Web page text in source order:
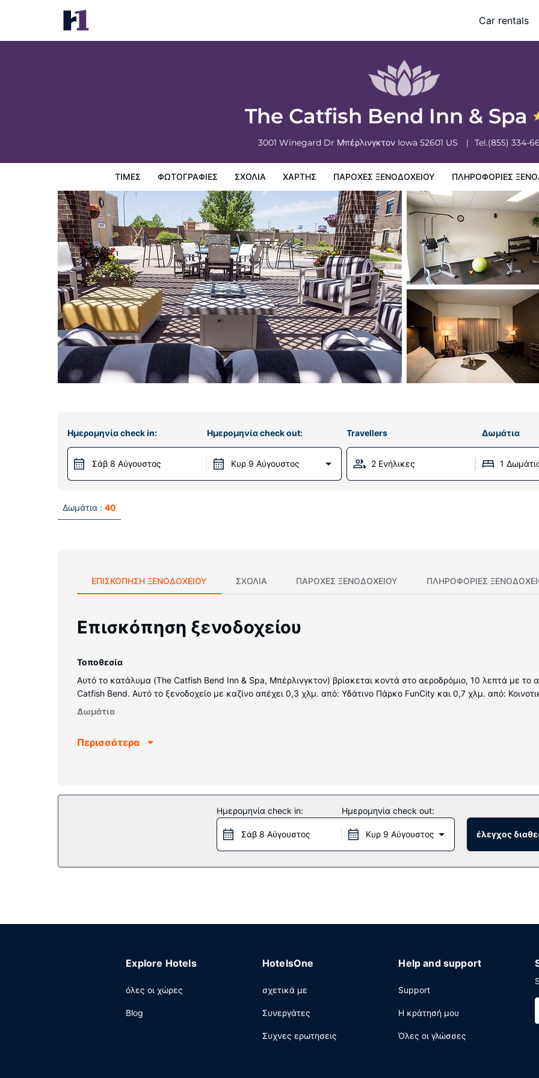
Car rentals
The Catfish Bend Inn & Spa
3001 Winegard Dr Μπέρλινγκτον Iowa 52601 US Tel.(855) 334-
ΤΙΜΈΣ ΦΩΤΟΓΡΑΦΊΕΣ ΣΧΌΛΙΑ ΧΆΡΤΗΣ ΠΑΡΟΧΕΣ ΞΕΝΟΔΟΧΕΙΟΥ ΠΛΗΡΟΦΟΡΊΕΣ
The Catfish Bend Inn & Spa
Τιμές Πολιτικη ξενοδοχείων
Ημερομηνία check in:
Σάβ 8 Αύγουστος
Ημερομηνία check out:
Κυρ 9 Αύγουστος
Travellers Δωμάτια
2 Ενήλικες 1
Δωμάτια : 40
ΕΠΙΣΚΌΠΗΣΗ ΞΕΝΟΔΟΧΕΊΟΥ ΣΧΌΛΙΑ ΠΑΡΟΧΕΣ ΞΕΝΟΔΟΧΕΙΟΥ ΠΛΗΡΟΦΟΡΊΕΣ
Επισκόπηση ξενοδοχείου
Τοποθεσία
Αυτό το κατάλυμα (The Catfish Bend Inn & Spa, Μπέρλινγκτον) βρίσκεται κοντά στο αεροδρόμιο, 10 λεπτά με το
Catfish Bend. Αυτό το ξενοδοχείο με καζίνο απέχει 0,3 χλμ. από: Υδάτινο Πάρκο FunCity και 0,7 χλμ. από:
Δωμάτια
διαθέτει πουπουλένια παπλώματα και κλινοσκεπάσματα υψηλής ποιότητας (premium). Για τη διασκέδασή σας
Χαλαρώστε στο πλήρως εξοπλισμένο σπα, όπου μπορείτε να απολαύσετε μασάζ, θεραπείες περιποίησης
απολαύσετε ψυχαγωγικές δραστηριότητες, όπως υδάτινο πάρκο (επιπλέον χρέωση) και ήσυχο ποτάμι τεχνητής
τέλειο τρόπο, για να ολοκληρώσετε την ημέρα σας. Σε αυτό το ξενοδοχείο θα βρείτε επίσης δωρεάν ασύρματο
Άλλες παροχές
αυτό το ξενοδοχείο αποτελούνται από ένα συνεδριακό κέντρο και αίθουσες συνεδριάσεων. Το λεωφορειάκι για
δωρεάν (διαθέσιμο 24 ώρες το 24ωρο).
Περισσότερα
Ημερομηνία check in:
Σάβ 8 Αύγουστος
Ημερομηνία check out:
Κυρ 9 Αύγουστος έλεγχος
Explore Hotels
όλες οι χώρες
Blog
HotelsOne
σχετικά με
Συνεργάτες
Συχνες ερωτησεις
Help and support
Support
Η κράτησή μου
Όλες οι γλώσσες